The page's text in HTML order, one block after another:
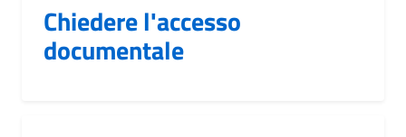
Chiedere l'accesso
documentale